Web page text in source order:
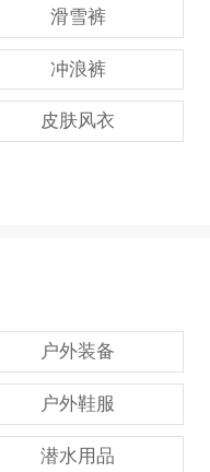
滑雪裤
冲浪裤
皮肤风衣
户外装备
户外鞋服
潜水用品